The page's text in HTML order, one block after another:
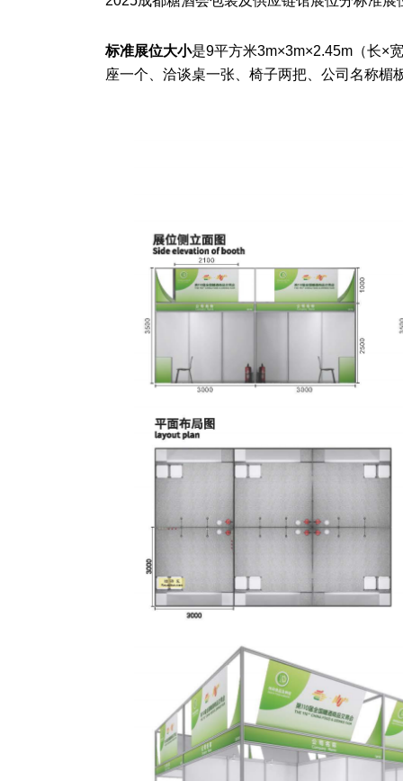
标准展位大小是9平方米3m×3m×2.45m（长×
座一个、洽谈桌一张、椅子两把、公司名称楣